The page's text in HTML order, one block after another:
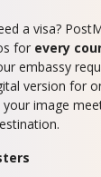
a visa?
for every
embassy
version for
image